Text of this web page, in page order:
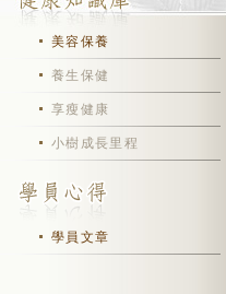
美容保養
養生保健
享瘦健康
小樹成長里程
學員文章